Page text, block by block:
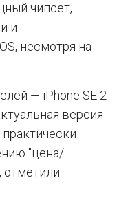
чипсет,
и
несмотря на
— iPhone SE 2
версия
"цена/
отметили